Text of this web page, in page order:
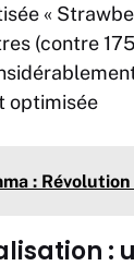
«
(contre
optimisée
:
: